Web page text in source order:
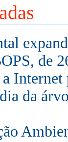
de
Internet
da